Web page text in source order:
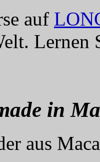
auf
in
aus